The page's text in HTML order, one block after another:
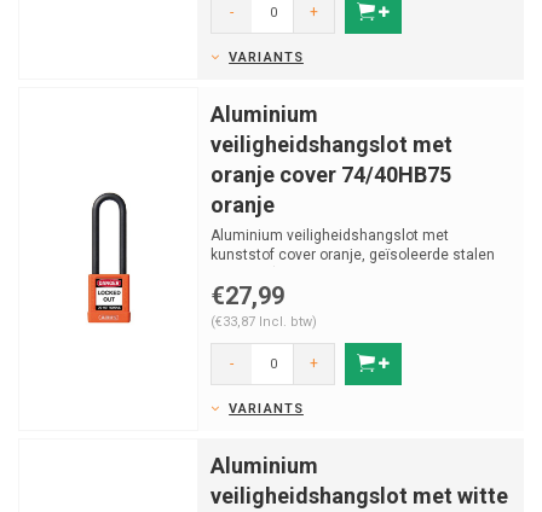
- +
VARIANTS
Aluminium
veiligheidshangslot met
oranje cover 74/40HB75
oranje
Aluminium veiligheidshangslot met
kunststof cover oranje, geïsoleerde stalen
€27,99
(€33,87 Incl. btw)
- +
VARIANTS
Aluminium
veiligheidshangslot met witte